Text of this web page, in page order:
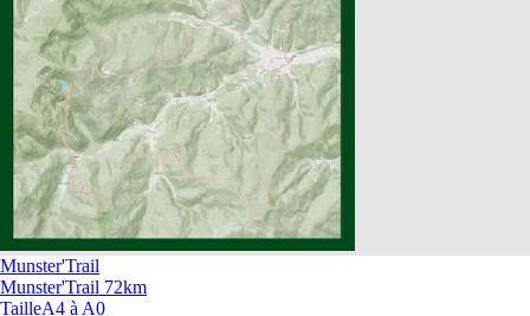
Munster'Trail
Munster'Trail 72km
TailleA4 à A0